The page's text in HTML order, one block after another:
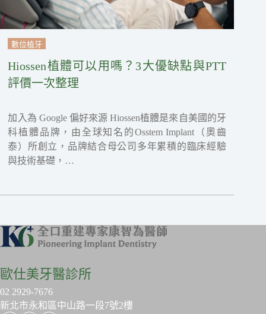
數位植牙
Hiossen植體可以用嗎？3大優缺點與PTT
評價一次整理
加入為 Google 偏好來源 Hiossen植體是來自美國的牙
科植體品牌，由全球知名的Osstem Implant（奧齒
泰）所創立，品牌結合母公司多年累積的臨床經驗
與技術基礎，…
歐仕美牙醫診所
02 2929-7676
新北市永和區中山路一段7號2樓